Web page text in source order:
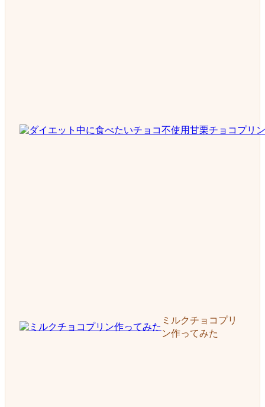
ミルクチョコプリ
ン作ってみた